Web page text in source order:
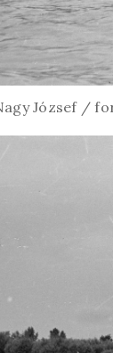
József /